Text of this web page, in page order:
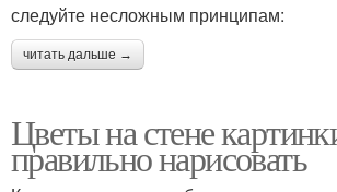
следуйте несложным принципам:
читать дальше →
Цветы на стене
правильно нарисовать